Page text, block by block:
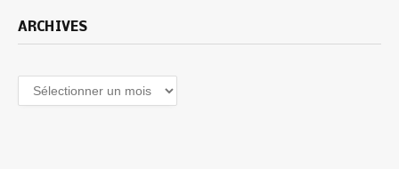
ARCHIVES
Archives